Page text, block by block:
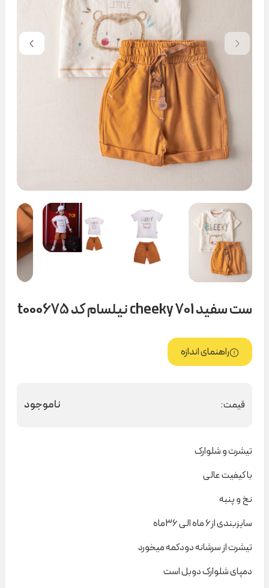
ست سفید cheeky 701 نیلسام کد t000675
راهنمای اندازه
قیمت: ناموجود
تیشرت و شلوارک
با کیفیت عالی
نخ و پنبه
سایزبندی از۶ ماه الی ۳۶ماه
تیشرت از سرشانه دودکمه میخورد
دمپای شلوارک دوبل است